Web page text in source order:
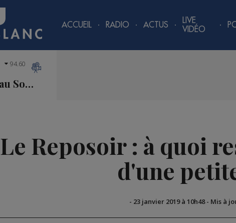
ACCUEIL RADIO ACTUS
LIVE
VIDÉO
La Musique au Sommet
94.60
Le Reposoir : à quoi
d'une
- 23 janvier 2019 à 10h48- Mis à